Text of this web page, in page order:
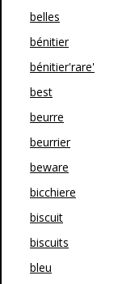
belles
bénitier
bénitier'rare'
best
beurre
beurrier
beware
bicchiere
biscuit
biscuits
bleu